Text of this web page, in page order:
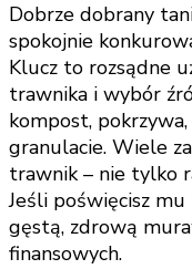
Dobrze dobrany
spokojnie
Klucz to rozsądne
trawnika i wybór
kompost,
granulacie. Wiele
trawnik – nie tylko
Jeśli poświęcisz
gęstą, zdrową
finansowych.